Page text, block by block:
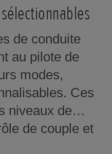
Le TBW
à la conduite,
du contrôle
anti-cabrage
ou de
de conduite
au pilote de
modes,
Ces
niveaux de
de couple et
s’adapter aux